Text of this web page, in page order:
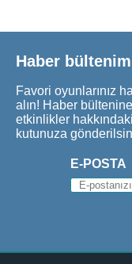
Haber
Favori oyunlarınız
alın! Haber
etkinlikler
kutunuza
E-POSTA